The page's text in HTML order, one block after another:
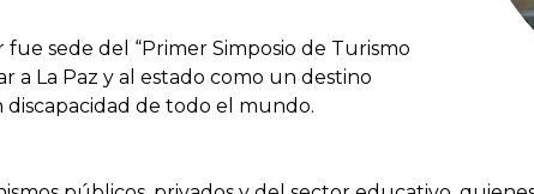
sede del “Primer Simposio de Turismo
a La Paz y al estado como un destino
de todo el mundo.